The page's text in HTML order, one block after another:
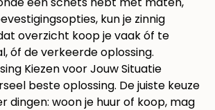
kun je zinnig
overzicht koop je vaak óf te
óf de verkeerde oplossing.
Kiezen voor Jouw Situatie
beste oplossing. De juiste keuze
dingen: woon je huur of koop, mag